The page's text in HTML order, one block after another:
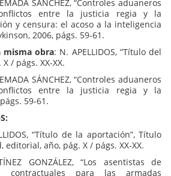
SÁNCHEZ, “Controles aduaneros
entre la justicia regia y la
y censura: el acoso a la inteligencia
2006, págs. 59-61.
misma obra: N. APELLIDOS, “Título del
/ págs. XX-XX.
SÁNCHEZ, “Controles aduaneros
entre la justicia regia y la
59-61.
“Título de la aportación”, Título
editorial, año, pág. X / págs. XX-XX.
GONZÁLEZ, “Los asentistas de
contractuales para las armadas